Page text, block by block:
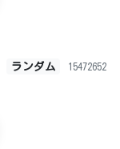
ランダム 15472652